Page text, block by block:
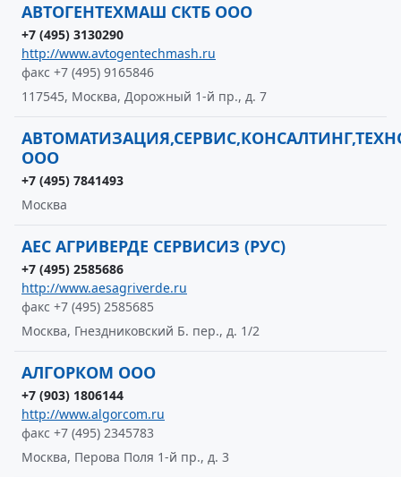
АВТОГЕНТЕХМАШ СКТБ ООО
+7 (495) 3130290
http://www.avtogentechmash.ru
факс +7 (495) 9165846
117545, Москва, Дорожный 1-й пр., д. 7
ООО
+7 (495) 7841493
Москва
АЕС АГРИВЕРДЕ СЕРВИСИЗ (РУС)
+7 (495) 2585686
http://www.aesagriverde.ru
факс +7 (495) 2585685
Москва, Гнездниковский Б. пер., д. 1/2
АЛГОРКОМ ООО
+7 (903) 1806144
http://www.algorcom.ru
факс +7 (495) 2345783
Москва, Перова Поля 1-й пр., д. 3